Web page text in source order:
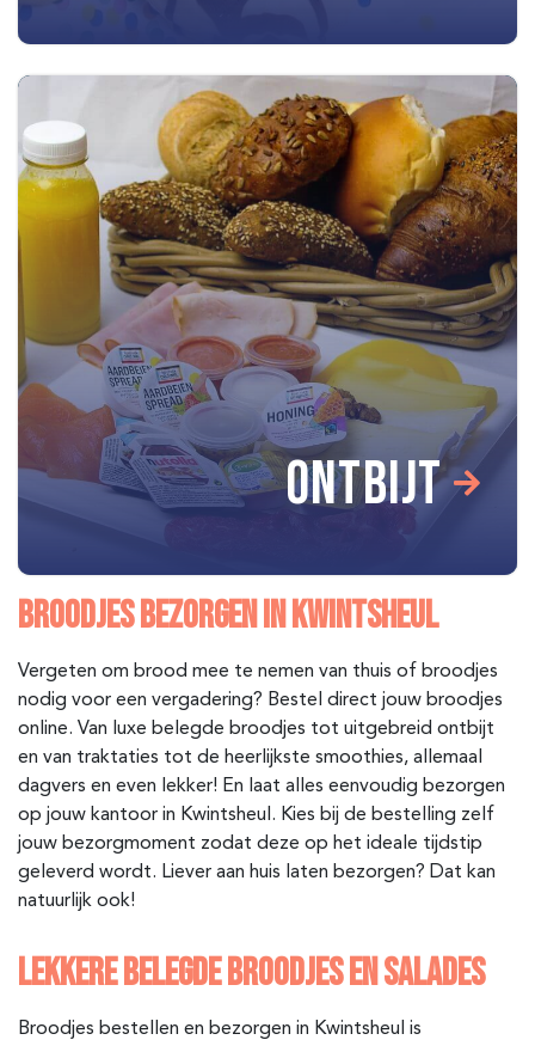
ONTBIJT
BROODJES BEZORGEN IN KWINTSHEUL
Vergeten om brood mee te nemen van thuis of broodjes
nodig voor een vergadering? Bestel direct jouw broodjes
online. Van luxe belegde broodjes tot uitgebreid ontbijt
en van traktaties tot de heerlijkste smoothies, allemaal
dagvers en even lekker! En laat alles eenvoudig bezorgen
op jouw kantoor in Kwintsheul. Kies bij de bestelling zelf
jouw bezorgmoment zodat deze op het ideale tijdstip
geleverd wordt. Liever aan huis laten bezorgen? Dat kan
natuurlijk ook!
LEKKERE BELEGDE BROODJES EN SALADES
Broodjes bestellen en bezorgen in Kwintsheul is